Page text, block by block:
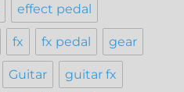
effect pedal
fx fx pedal gear
Guitar guitar fx